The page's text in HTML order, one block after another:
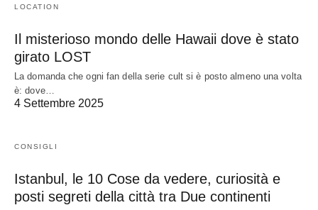
LOCATION
Il misterioso mondo delle Hawaii dove è stato
girato LOST
La domanda che ogni fan della serie cult si è posto almeno una volta
è: dove…
4 Settembre 2025
CONSIGLI
Istanbul, le 10 Cose da vedere, curiosità e
posti segreti della città tra Due continenti